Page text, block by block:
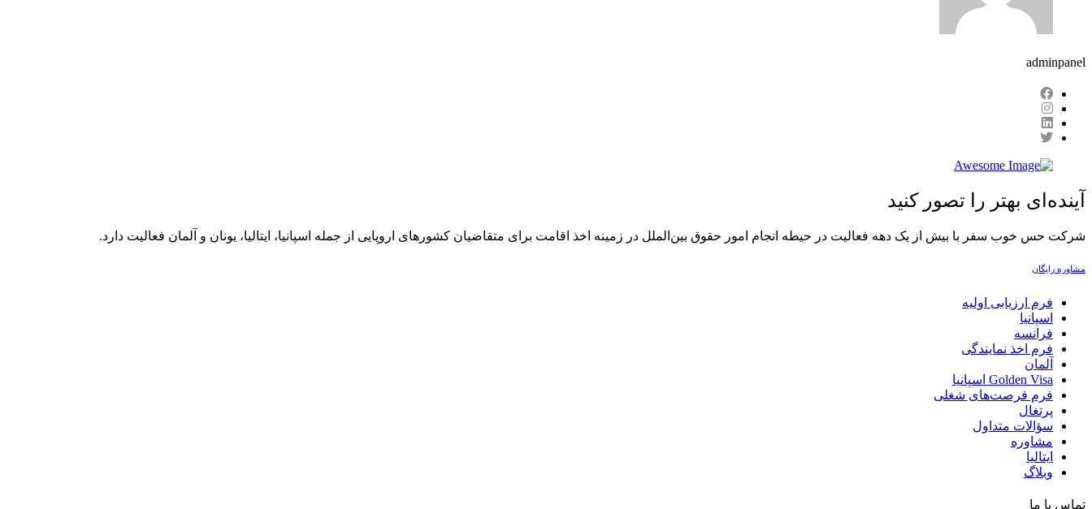
adminpanel
آینده‌ای بهتر را تصور کنید
شرکت حس خوب سفر با بیش از یک دهه فعالیت در حیطه انجام امور حقوق بین‌الملل در زمینه اخذ اقامت برای متقاضیان کشورهای اروپایی از جمله اسپانیا، ایتالیا، یونان و آلمان فعالیت دارد.‏
مشاوره رایگان
فرم ارزیابی اولیه
اسپانیا
فرانسه
فرم اخذ نمایندگی
آلمان
Golden Visa اسپانيا
فرم فرصت‌های شغلی
پرتغال
سؤالات متداول
مشاوره
ایتالیا
وبلاگ
تماس با ما